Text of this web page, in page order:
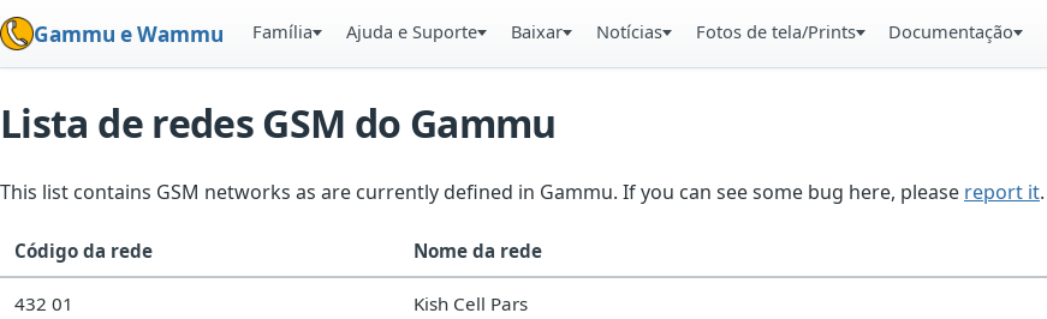
Gammu e Wammu Família Ajuda e Suporte Baixar Notícias Fotos de tela/Prints Documentação
Lista de redes GSM do Gammu
This list contains GSM networks as are currently defined in Gammu. If you can see some bug here, please report it.
Código da rede Nome da rede
432 01 Kish Cell Pars